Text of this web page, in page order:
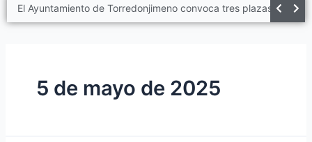
El Ayuntamiento de Torredonjimeno convoca tres plazas de Policía Local
5 de mayo de 2025